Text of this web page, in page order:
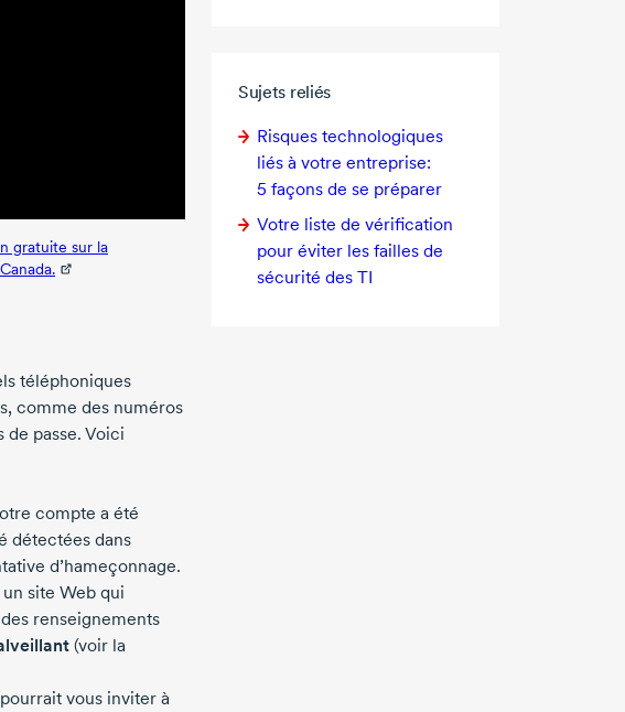
Sujets reliés
Risques technologiques
liés à votre entreprise:
5 façonsde se préparer
Votre liste de vérification
pour éviter les failles de
sécurité des TI
gratuite sur la
téléphoniques
comme des numéros
passe. Voici
compte a été
détectées dans
d’hameçonnage.
site Web qui
renseignements
(voir la
vous inviter à